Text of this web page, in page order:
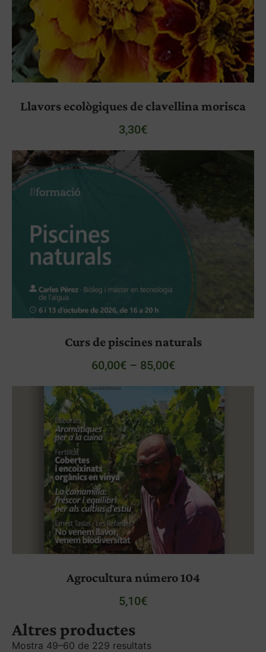
Llavors ecològiques de clavellina morisca
3,30€
Curs de piscines naturals
60,00€ – 85,00€
Agrocultura número 104
5,10€
Altres productes
Mostra 49–60 de 229 resultats